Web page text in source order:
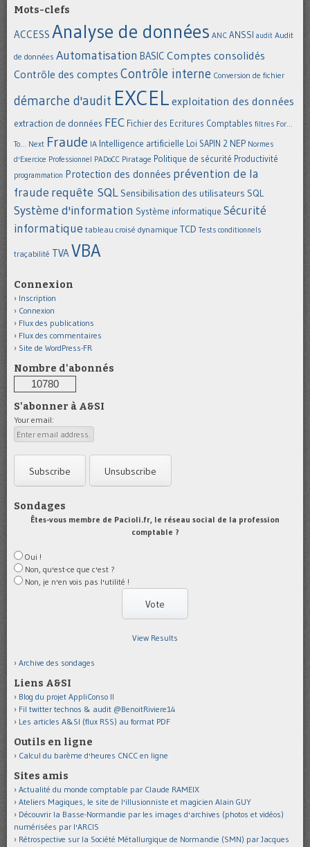
Mots-clefs
ACCESS Analyse de données ANC ANSSI audit Audit
de données Automatisation BASIC Comptes consolidés
Contrôle des comptes Contrôle interne Conversion de fichier
démarche d'audit EXCEL exploitation des données
extraction de données FEC Fichier des Ecritures Comptables filtres For...
To... Next Fraude IA Intelligence artificielle Loi SAPIN 2 NEP Normes
d'Exercice Professionnel PADoCC Piratage Politique de sécurité Productivité
programmation Protection des données prévention de la
fraude requête SQL Sensibilisation des utilisateurs SQL
Système d'information Système informatique Sécurité
informatique tableau croisé dynamique TCD Tests conditionnels
traçabilité TVAVBA
Connexion
Inscription
Connexion
Flux des publications
Flux des commentaires
Site de WordPress-FR
Nombre d'abonnés
10780
S'abonner à A&SI
Your email:
Sondages
Êtes-vous membre de Pacioli.fr, le réseau social de la profession
comptable ?
Oui !
Non, qu'est-ce que c'est ?
Non, je n'en vois pas l'utilité !
View Results
Archive des sondages
Liens A&SI
Blog du projet AppliConso II
Fil twitter technos & audit @BenoitRiviere14
Les articles A&SI (flux RSS) au format PDF
Outils en ligne
Calcul du barème d'heures CNCC en ligne
Sites amis
Actualité du monde comptable par Claude RAMEIX
Ateliers Magiques, le site de l'illusionniste et magicien Alain GUY
Découvrir la Basse-Normandie par les images d'archives (photos et vidéos)
numérisées par l'ARCIS
Rétrospective sur la Société Métallurgique de Normandie (SMN) par Jacques